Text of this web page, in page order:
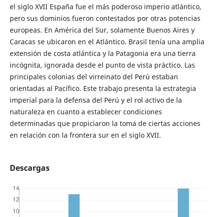
el siglo XVII España fue el más poderoso imperio atlántico,
pero sus dominios fueron contestados por otras potencias
europeas. En América del Sur, solamente Buenos Aires y
Caracas se ubicaron en el Atlántico. Brasil tenía una amplia
extensión de costa atlántica y la Patagonia era una tierra
incógnita, ignorada desde el punto de vista práctico. Las
principales colonias del virreinato del Perú estaban
orientadas al Pacífico. Este trabajo presenta la estrategia
imperial para la defensa del Perú y el rol activo de la
naturaleza en cuanto a establecer condiciones
determinadas que propiciaron la toma de ciertas acciones
en relación con la frontera sur en el siglo XVII.
Descargas